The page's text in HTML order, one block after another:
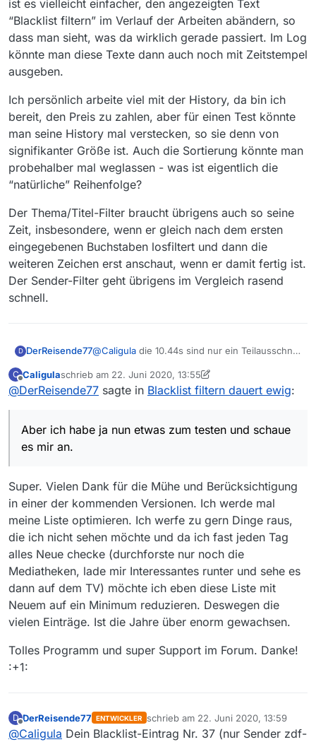
ist es vielleicht einfacher, den angezeigten Text
“Blacklist filtern” im Verlauf der Arbeiten abändern, so
dass man sieht, was da wirklich gerade passiert. Im Log
könnte man diese Texte dann auch noch mit Zeitstempel
ausgeben.
Ich persönlich arbeite viel mit der History, da bin ich
bereit, den Preis zu zahlen, aber für einen Test könnte
man seine History mal verstecken, so sie denn von
signifikanter Größe ist. Auch die Sortierung könnte man
probehalber mal weglassen - was ist eigentlich die
“natürliche” Reihenfolge?
Der Thema/Titel-Filter braucht übrigens auch so seine
Zeit, insbesondere, wenn er gleich nach dem ersten
eingegebenen Buchstaben losfiltert und dann die
weiteren Zeichen erst anschaut, wenn er damit fertig ist.
Der Sender-Filter geht übrigens im Vergleich rasend
schnell.
D DerReisende77@Caligula die 10.44s sind nur ein Teilausschnitt
Ich habe deine Blacklist mal bei mir eingebaut
und mein supernagelneuer core i9 mit 16
Der Speicherverbrauch scheint nicht das
werden, da wird also ordentlich etwas
berechnet zur Zeit. Ich muß das mal
nachvollziehen ob ich da etwas optimieren
kann und wo das Problem liegt.
Allgemein kann ich schon mal sagen: Je länger
regexp pattern sind umso langsamer wird das
ganze. Ich habe deine Einträge mal überflogen
und da sind eine Menge in unterschiedlicher
Länge drin.
Aber ich habe ja nun etwas zum testen und
schaue es mir an. Es wird aber wohl nicht in
C
Offline
Caligulaschrieb am 22. Juni 2020, 13:55
zuletzt editiert von Caligula
@DerReisende77 sagte in Blacklist filtern dauert ewig:
Aber ich habe ja nun etwas zum testen und schaue
es mir an.
Super. Vielen Dank für die Mühe und Berücksichtigung
in einer der kommenden Versionen. Ich werde mal
meine Liste optimieren. Ich werfe zu gern Dinge raus,
die ich nicht sehen möchte und da ich fast jeden Tag
alles Neue checke (durchforste nur noch die
Mediatheken, lade mir Interessantes runter und sehe es
dann auf dem TV) möchte ich eben diese Liste mit
Neuem auf ein Minimum reduzieren. Deswegen die
vielen Einträge. Ist die Jahre über enorm gewachsen.
Tolles Programm und super Support im Forum. Danke!
:+1:
D
Offline
DerReisende77 ENTWICKLER schrieb am 22. Juni 2020, 13:59
zuletzt editiert von
@Caligula Dein Blacklist-Eintrag Nr. 37 (nur Sender zdf-